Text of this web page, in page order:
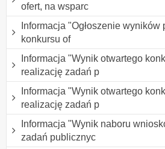
ofert, na wsparc
Informacja "Ogłoszenie
konkursu of
Informacja "Wynik otwartego
realizację zadań p
Informacja "Wynik otwartego
realizację zadań p
Informacja "Wynik naboru
zadań publicznyc